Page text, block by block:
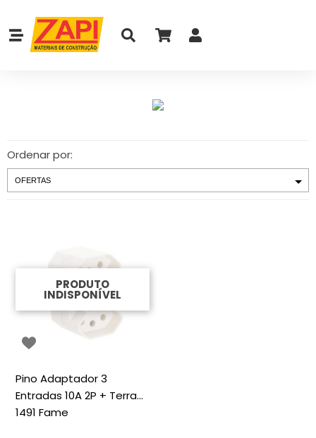
Ordenar por:
PRODUTO
INDISPONÍVEL
Pino Adaptador 3
Entradas 10A 2P + Terra
1491 Fame